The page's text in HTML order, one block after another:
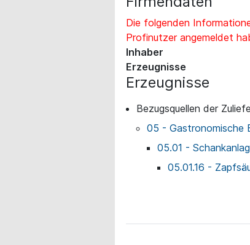
Die folgenden
Profinutzer angemeldet
Inhaber
Erzeugnisse
Erzeugnisse
Bezugsquellen der
05 - Gastronomische
05.01 -
05.01.16 -